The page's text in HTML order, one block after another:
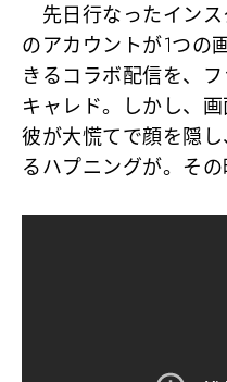
先日行なったインス
のアカウントが1つの
きるコラボ配信を、
キャレド。しかし、画
彼が大慌てで顔を隠
るハプニングが。そ